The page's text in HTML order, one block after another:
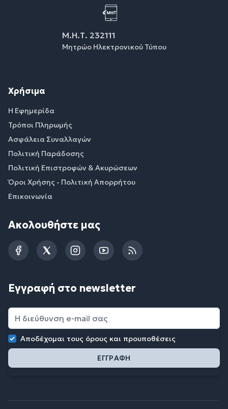
Μ.Η.Τ. 232111
Μητρώο Ηλεκτρονικού Τύπου
Χρήσιμα
Η Εφημερίδα
Τρόποι Πληρωμής
Ασφάλεια Συναλλαγών
Πολιτική Παράδοσης
Πολιτική Επιστροφών & Ακυρώσεων
Όροι Χρήσης - Πολιτική Απορρήτου
Επικοινωνία
Ακολουθήστε μας
FacebookTwitterInstagramYouTubeRSS
Εγγραφή στο newsletter
Αποδέχομαι τους όρους και προυποθέσεις